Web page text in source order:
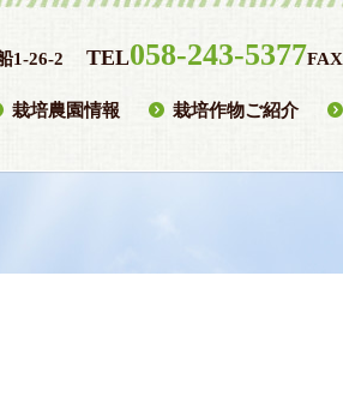
1-26-2 TEL058-243-5377FAX
栽培農園情報 栽培作物ご紹介